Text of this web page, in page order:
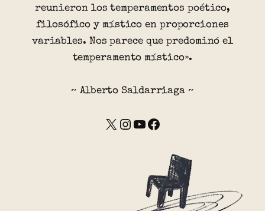
reunieron los temperamentos poético,
filosófico y místico en proporciones
variables. Nos parece que predominó el
temperamento místico».
~ Alberto Saldarriaga ~
X Instagram YouTube Facebook